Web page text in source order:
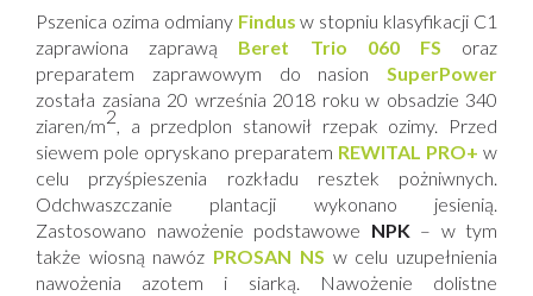
Pszenica ozima odmiany Findus w stopniu klasyfikacji C1
zaprawiona zaprawą Beret Trio 060 FS oraz
preparatem zaprawowym do nasion SuperPower
została zasiana 20 września 2018 roku w obsadzie 340
ziaren/m2, a przedplon stanowił rzepak ozimy. Przed
siewem pole opryskano preparatem REWITAL PRO+ w
celu przyśpieszenia rozkładu resztek pożniwnych.
Odchwaszczanie plantacji wykonano jesienią.
Zastosowano nawożenie podstawowe NPK – w tym
także wiosną nawóz PROSAN NS w celu uzupełnienia
nawożenia azotem i siarką. Nawożenie dolistne